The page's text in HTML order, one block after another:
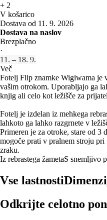
+ 2
V košarico
Dostava od 11. 9. 2026
Dostava na naslov
Brezplačno
·
11. – 18. 9.
Več
Fotelj Flip znamke Wigiwama je
vašim otrokom. Uporabljajo ga
knjig ali celo kot ležišče za
Fotelj je izdelan iz mehkega
lahkoto ga lahko razgrnete v
Primeren je za otroke, stare od 3
mogoče prati v pralnem stroju
zraku.
Iz rebrastega žametaS snemljivo
Vse lastnosti
Odkrijte celotno